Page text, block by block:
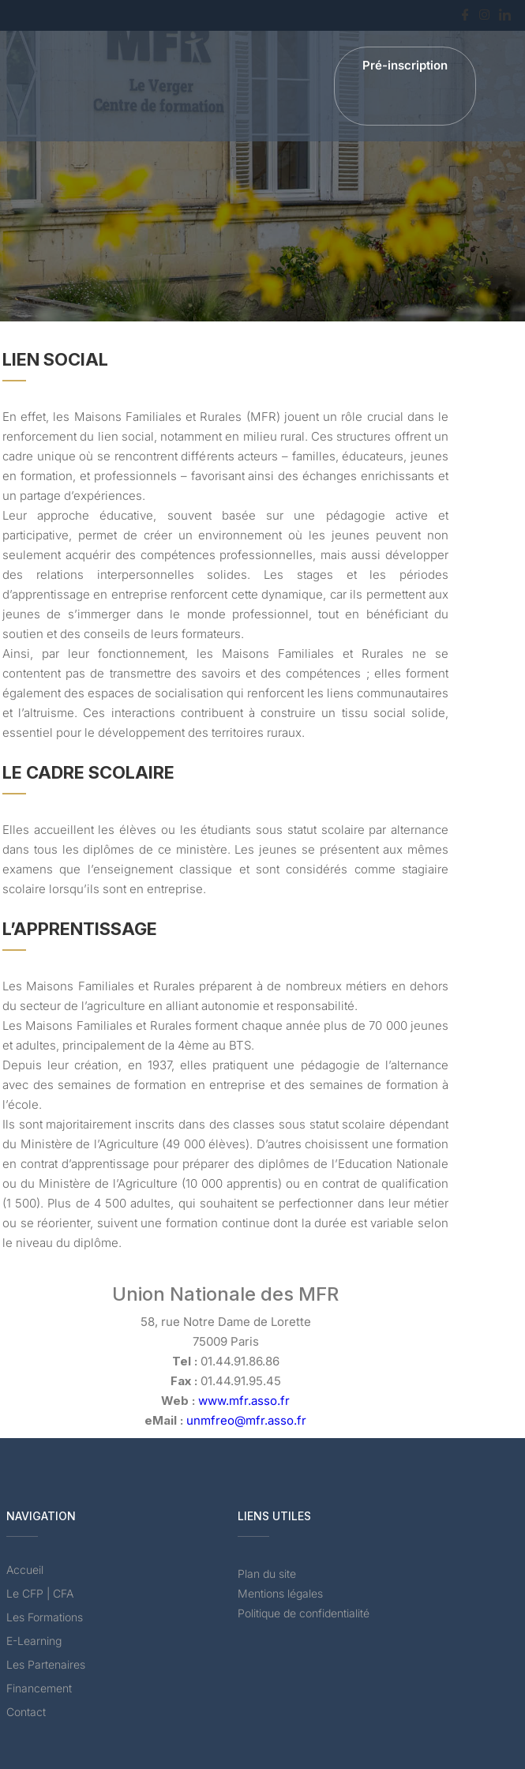
Pré-inscription
LIEN SOCIAL
En effet, les Maisons Familiales et Rurales (MFR) jouent un rôle crucial dans le
renforcement du lien social, notamment en milieu rural. Ces structures offrent un
cadre unique où se rencontrent différents acteurs – familles, éducateurs, jeunes
en formation, et professionnels – favorisant ainsi des échanges enrichissants et
un partage d’expériences.
Leur approche éducative, souvent basée sur une pédagogie active et
participative, permet de créer un environnement où les jeunes peuvent non
seulement acquérir des compétences professionnelles, mais aussi développer
des relations interpersonnelles solides. Les stages et les périodes
d’apprentissage en entreprise renforcent cette dynamique, car ils permettent aux
jeunes de s’immerger dans le monde professionnel, tout en bénéficiant du
soutien et des conseils de leurs formateurs.
Ainsi, par leur fonctionnement, les Maisons Familiales et Rurales ne se
contentent pas de transmettre des savoirs et des compétences ; elles forment
également des espaces de socialisation qui renforcent les liens communautaires
et l’altruisme. Ces interactions contribuent à construire un tissu social solide,
essentiel pour le développement des territoires ruraux.
LE CADRE SCOLAIRE
Elles accueillent les élèves ou les étudiants sous statut scolaire par alternance
dans tous les diplômes de ce ministère. Les jeunes se présentent aux mêmes
examens que l’enseignement classique et sont considérés comme stagiaire
scolaire lorsqu’ils sont en entreprise.
L’APPRENTISSAGE
Les Maisons Familiales et Rurales préparent à de nombreux métiers en dehors
du secteur de l’agriculture en alliant autonomie et responsabilité.
Les Maisons Familiales et Rurales forment chaque année plus de 70 000 jeunes
et adultes, principalement de la 4ème au BTS.
Depuis leur création, en 1937, elles pratiquent une pédagogie de l’alternance
avec des semaines de formation en entreprise et des semaines de formation à
l’école.
Ils sont majoritairement inscrits dans des classes sous statut scolaire dépendant
du Ministère de l’Agriculture (49 000 élèves). D’autres choisissent une formation
en contrat d’apprentissage pour préparer des diplômes de l’Education Nationale
ou du Ministère de l’Agriculture (10 000 apprentis) ou en contrat de qualification
(1 500). Plus de 4 500 adultes, qui souhaitent se perfectionner dans leur métier
ou se réorienter, suivent une formation continue dont la durée est variable selon
le niveau du diplôme.
Union Nationale des MFR
58, rue Notre Dame de Lorette
75009 Paris
Tel : 01.44.91.86.86
Fax : 01.44.91.95.45
Web : www.mfr.asso.fr
eMail : unmfreo@mfr.asso.fr
NAVIGATION
Accueil
Le CFP | CFA
Les Formations
E-Learning
Les Partenaires
Financement
Contact
LIENS UTILES
Plan du site
Mentions légales
Politique de confidentialité